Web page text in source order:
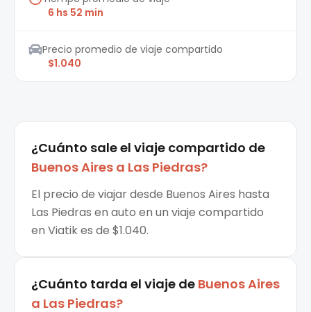
6 hs 52 min
Precio promedio de viaje compartido
$1.040
¿Cuánto sale el viaje compartido de
Buenos Aires a Las Piedras?
El precio de viajar desde Buenos Aires hasta
Las Piedras en auto en un viaje compartido
en Viatik es de $1.040.
¿Cuánto tarda el viaje de Buenos Aires
a Las Piedras?